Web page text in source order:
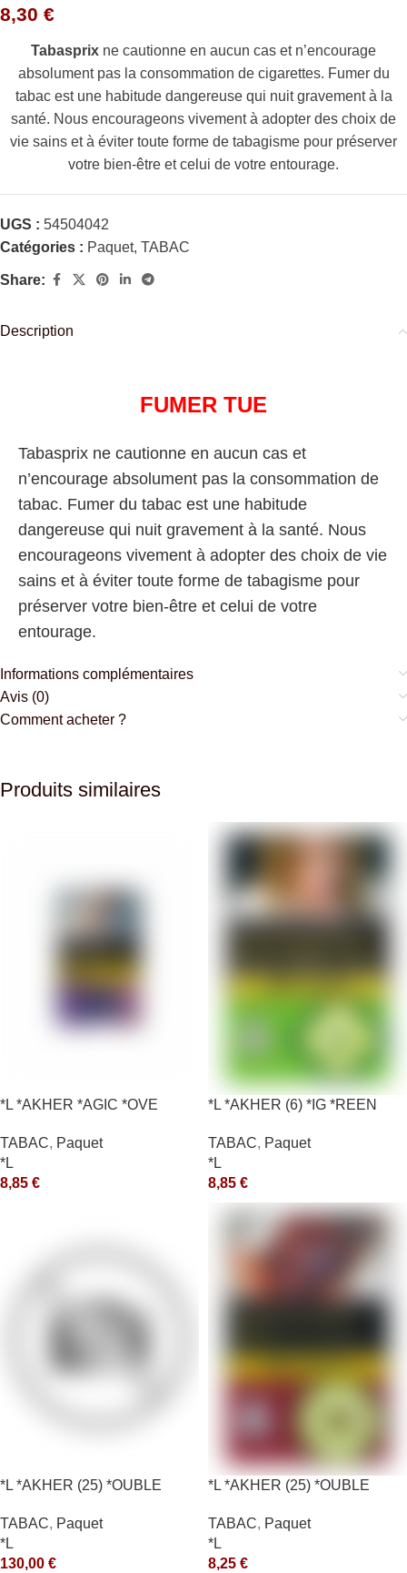
8,30 €
Tabasprix ne cautionne en aucun cas et n’encourage
absolument pas la consommation de cigarettes. Fumer du
tabac est une habitude dangereuse qui nuit gravement à la
santé. Nous encourageons vivement à adopter des choix de
vie sains et à éviter toute forme de tabagisme pour préserver
votre bien-être et celui de votre entourage.
UGS : 54504042
Catégories : Paquet, TABAC
Share:
Description
FUMER TUE
Tabasprix ne cautionne en aucun cas et
n’encourage absolument pas la consommation de
tabac. Fumer du tabac est une habitude
dangereuse qui nuit gravement à la santé. Nous
encourageons vivement à adopter des choix de vie
sains et à éviter toute forme de tabagisme pour
préserver votre bien-être et celui de votre
entourage.
Informations complémentaires
Avis (0)
Comment acheter ?
Produits similaires
*L *AKHER *AGIC *OVE
TABAC, Paquet
*L
8,85 €
*L *AKHER (6) *IG *REEN
TABAC, Paquet
*L
8,85 €
*L *AKHER (25) *OUBLE
TABAC, Paquet
*L
130,00 €
*L *AKHER (25) *OUBLE
TABAC, Paquet
*L
8,25 €